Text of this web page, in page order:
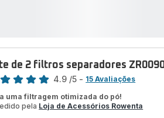
de 2 filtros separadores
4.9 /5 - 15 Avaliações
uma filtragem otimizada do pó!
pela Loja de Acessórios Rowenta